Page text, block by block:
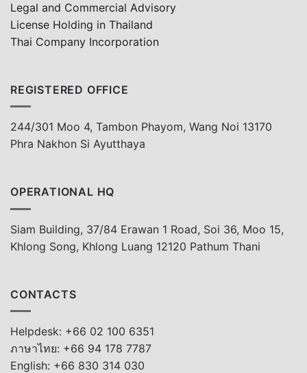
Legal and Commercial Advisory
License Holding in Thailand
Thai Company Incorporation
REGISTERED OFFICE
244/301 Moo 4, Tambon Phayom, Wang Noi 13170
Phra Nakhon Si Ayutthaya
OPERATIONAL HQ
Siam Building, 37/84 Erawan 1 Road, Soi 36, Moo 15,
Khlong Song, Khlong Luang 12120 Pathum Thani
CONTACTS
Helpdesk: +66 02 100 6351
ภาษาไทย: +66 94 178 7787
English: +66 830 314 030